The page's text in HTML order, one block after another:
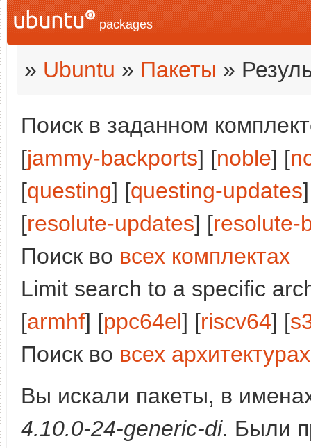
packages
» Ubuntu » Пакеты »
Поиск в заданном
[jammy-backports] [noble] [
[questing] [questing-updates
[resolute-updates] [resolute-
Поиск во всех комплектах
Limit search to a specific
[armhf] [ppc64el] [riscv64] [
Поиск во всех архитектурах
Вы искали пакеты, в
4.10.0-24-generic-di. Были